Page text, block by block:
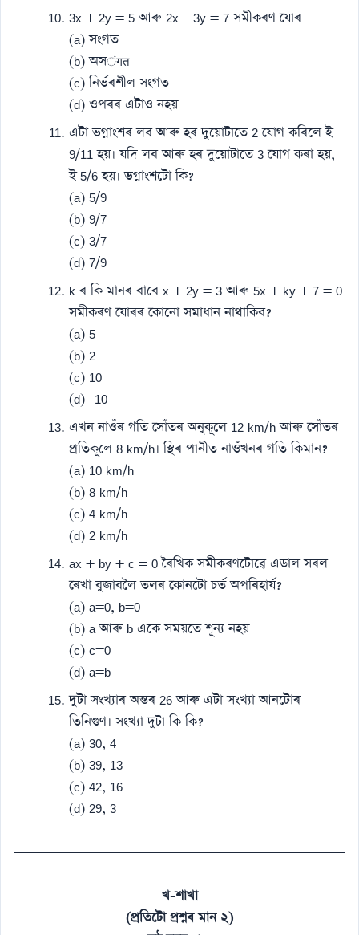
3x + 2y = 5 আৰু 2x – 3y = 7 সমীকৰণ যোৰ —
(a) সংগত
(b) অসंगत
(c) নিৰ্ভৰশীল সংগত
(d) ওপৰৰ এটাও নহয়
এটা ভগ্নাংশৰ লব আৰু হৰ দুয়োটাতে 2 যোগ কৰিলে ই
9/11 হয়। যদি লব আৰু হৰ দুয়োটাতে 3 যোগ কৰা হয়,
ই 5/6 হয়। ভগ্নাংশটো কি?
(a) 5/9
(b) 9/7
(c) 3/7
(d) 7/9
k ৰ কি মানৰ বাবে x + 2y = 3 আৰু 5x + ky + 7 = 0
সমীকৰণ যোৰৰ কোনো সমাধান নাথাকিব?
(a) 5
(b) 2
(c) 10
(d) -10
এখন নাওঁৰ গতি সোঁতৰ অনুকূলে 12 km/h আৰু সোঁতৰ
প্ৰতিকূলে 8 km/h। স্থিৰ পানীত নাওঁখনৰ গতি কিমান?
(a) 10 km/h
(b) 8 km/h
(c) 4 km/h
(d) 2 km/h
ax + by + c = 0 ৰৈখিক সমীকৰণটোৱে এডাল সৰল
ৰেখা বুজাবলৈ তলৰ কোনটো চৰ্ত অপৰিহাৰ্য?
(a) a=0, b=0
(b) a আৰু b একে সময়তে শূন্য নহয়
(c) c=0
(d) a=b
দুটা সংখ্যাৰ অন্তৰ 26 আৰু এটা সংখ্যা আনটোৰ
তিনিগুণ। সংখ্যা দুটা কি কি?
(a) 30, 4
(b) 39, 13
(c) 42, 16
(d) 29, 3
খ-শাখা
(প্ৰতিটো প্ৰশ্নৰ মান ২)